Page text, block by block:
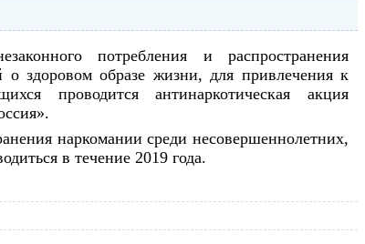
потребления и распространения
о здоровом образе жизни, для привлечения к
проводитсяантинаркотическая акция
наркомании среди несовершеннолетних,
в течение 2019 года.